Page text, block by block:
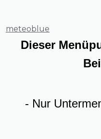
meteoblue
Dieser
- Nur